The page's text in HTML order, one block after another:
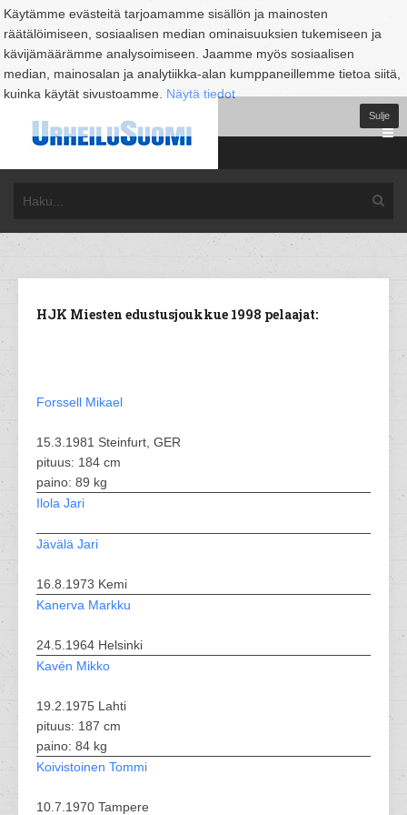
Käytämme evästeitä tarjoamamme sisällön ja mainosten
räätälöimiseen, sosiaalisen median ominaisuuksien tukemiseen ja
kävijämäärämme analysoimiseen. Jaamme myös sosiaalisen
median, mainosalan ja analytiikka-alan kumppaneillemme tietoa siitä,
kuinka käytät sivustoamme. Näytä tiedot
Sulje
HJK Miesten edustusjoukkue 1998 pelaajat:
Forssell Mikael
15.3.1981 Steinfurt, GER
pituus: 184 cm
paino: 89 kg
Ilola Jari
Jävälä Jari
16.8.1973 Kemi
Kanerva Markku
24.5.1964 Helsinki
Kavén Mikko
19.2.1975 Lahti
pituus: 187 cm
paino: 84 kg
Koivistoinen Tommi
10.7.1970 Tampere